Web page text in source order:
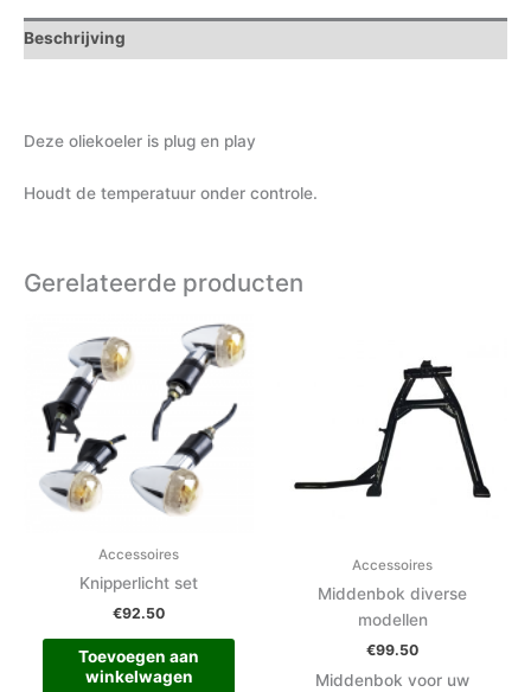
Beschrijving
Deze oliekoeler is plug en play
Houdt de temperatuur onder controle.
Gerelateerde producten
Accessoires
Knipperlicht set
€92.50
Toevoegen aan
winkelwagen
Accessoires
Middenbok diverse
modellen
€99.50
Middenbok voor uw